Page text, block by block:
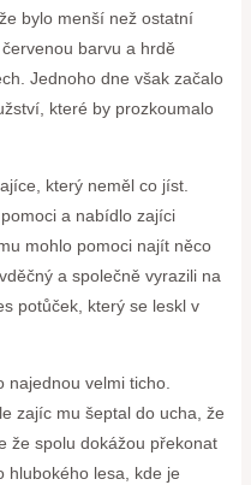
bylo menší než ostatní
barvu a hrdě
Jednoho dne však začalo
které ⁤by prozkoumalo
který ‍neměl co jíst.‍
a nabídlo zajíci
mohlo pomoci najít něco
a‌ společně vyrazili‍ na
potůček, který se leskl⁢ v
najednou⁣ velmi‌ ticho.
zajíc⁢ mu šeptal‌ do ucha, že⁤
že ‍spolu dokážou ⁢překonat
hlubokého lesa, kde je